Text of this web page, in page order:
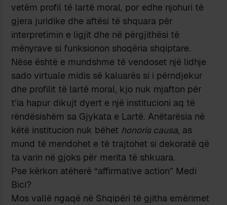
vetëm profil të lartë moral, por edhe njohuri të
gjera juridike dhe aftësi të shquara për
interpretimin e ligjit dhe në përgjithësi të
mënyrave si funksionon shoqëria shqiptare.
Nëse është e mundshme të vendoset një lidhje
sado virtuale midis së kaluarës si i përndjekur
dhe profilit të lartë moral, kjo nuk mjafton për
t’ia hapur dikujt dyert e një institucioni aq të
rëndësishëm sa Gjykata e Lartë. Anëtarësia në
këtë institucion nuk bëhet honoris causa, as
mund të mendohet e të trajtohet si dekoratë që
ta varin në gjoks për merita të shkuara.
Pse kërkon atëherë “affirmative action” Medi
Bici?
Mos vallë ngaqë në Shqipëri të gjitha emërimet